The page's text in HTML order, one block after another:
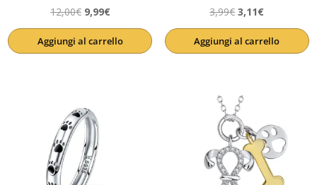
12,00€ Il
prezzo
originale
9,99€Il
prezzo
attuale
Aggiungi al carrello
3,99€ Il
prezzo
originale
3,11€Il
prezzo
attuale
Aggiungi al carrello